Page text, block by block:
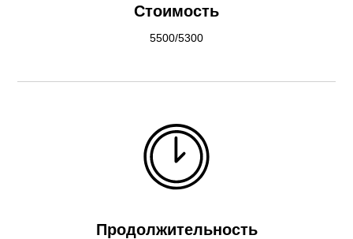
Стоимость
5500/5300
Продолжительность